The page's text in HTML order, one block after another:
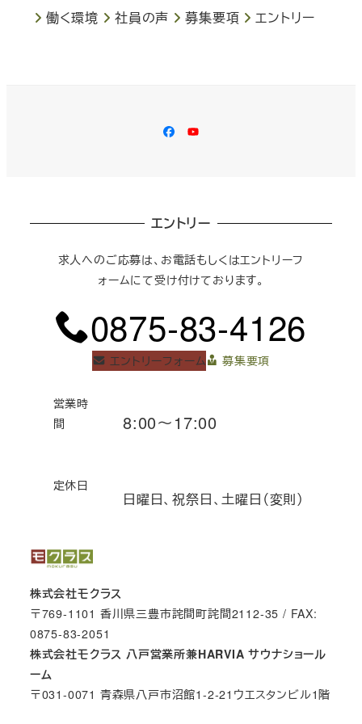
働く環境 社員の声 募集要項 エントリー
Facebook
YouTube
エントリー
求人へのご応募は、お電話もしくはエントリーフ
ォームにて受け付けております。
0875-83-4126
エントリーフォーム 募集要項
営業時
間
8:00～17:00
定休日
日曜日、祝祭日、土曜日（変則）
株式会社モクラス
〒769-1101 香川県三豊市詫間町詫間2112-35 / FAX:
0875-83-2051
株式会社モクラス 八戸営業所兼HARVIA サウナショール
ーム
〒031-0071 青森県八戸市沼館1-2-21ウエスタンビル1階